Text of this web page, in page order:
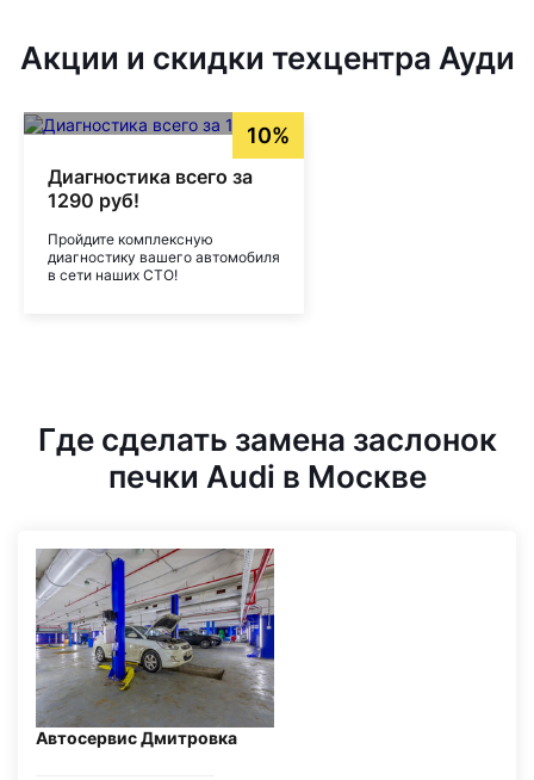
Акции и скидки техцентра Ауди
10%
Диагностика всего за
1290 руб!
Пройдите комплексную
диагностику вашего автомобиля
в сети наших СТО!
Где сделать замена заслонок
печки Audi в Москве
Автосервис Дмитровка